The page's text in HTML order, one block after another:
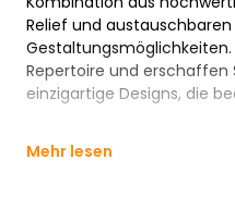
Relief und
Gestaltungsmöglichkeiten.
Repertoire und
einzigartige Designs, die
Mehr lesen